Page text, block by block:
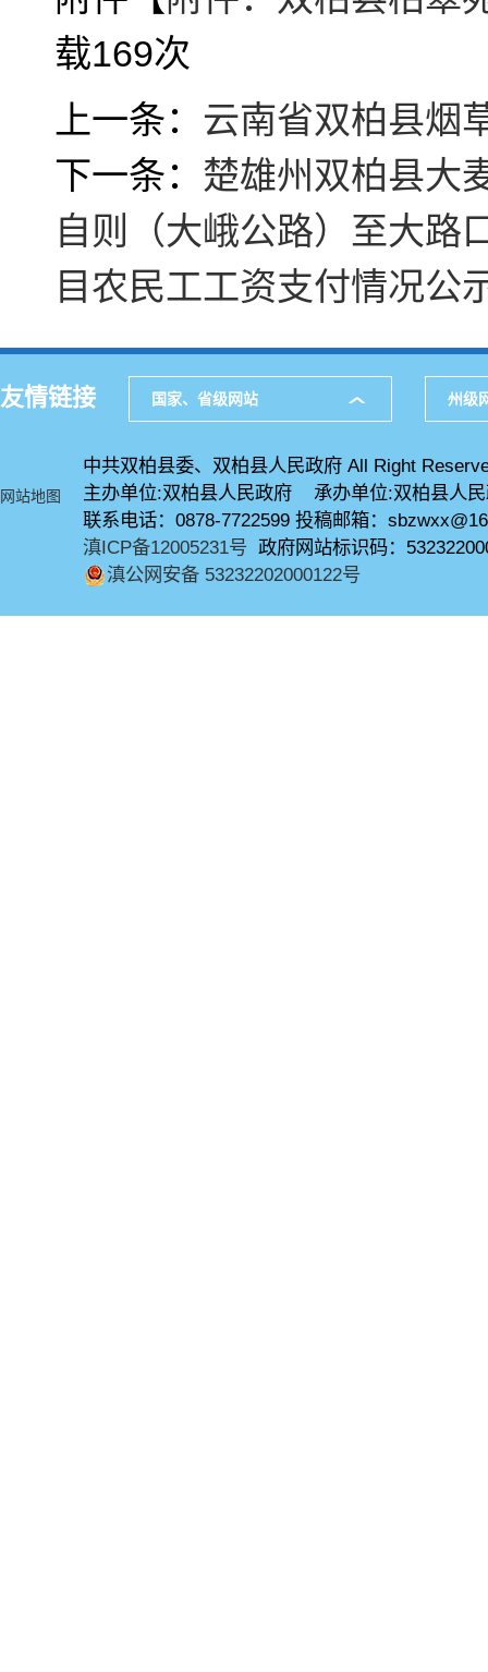
载169次
上一条： 云南省双柏县烟
下一条： 楚雄州双柏县大
自则（大峨公路）至大路
目农民工工资支付情况公
友情链接 国家、省级网站 州级
网站地图
中共双柏县委、双柏县人民政府 All Right
主办单位:双柏县人民政府 承办单位:双柏县人
联系电话：0878-7722599 投稿邮箱：
滇ICP备12005231号 政府网站标识码：
滇公网安备 53232202000122号